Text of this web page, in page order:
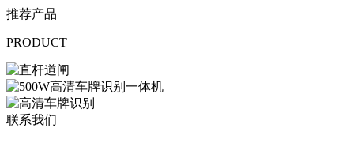
推荐产品
PRODUCT
联系我们